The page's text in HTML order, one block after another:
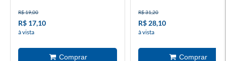
R$ 19,00
R$ 17,10
à vista
R$ 31,20
R$ 28,10
à vista